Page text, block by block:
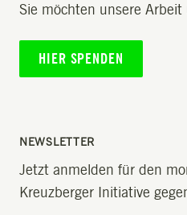
Sie möchten unsere
HIER SPENDEN
NEWSLETTER
Jetzt anmelden für den
Kreuzberger Initiative